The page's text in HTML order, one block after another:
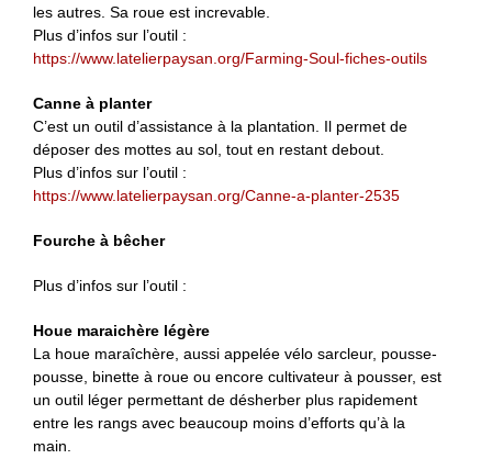
les autres. Sa roue est increvable.
Plus d’infos sur l’outil :
https://www.latelierpaysan.org/Farming-Soul-fiches-outils
Canne à planter
C’est un outil d’assistance à la plantation. Il permet de
déposer des mottes au sol, tout en restant debout.
Plus d’infos sur l’outil :
https://www.latelierpaysan.org/Canne-a-planter-2535
Fourche à bêcher
Plus d’infos sur l’outil :
Houe maraichère légère
La houe maraîchère, aussi appelée vélo sarcleur, pousse-
pousse, binette à roue ou encore cultivateur à pousser, est
un outil léger permettant de désherber plus rapidement
entre les rangs avec beaucoup moins d’efforts qu’à la
main.